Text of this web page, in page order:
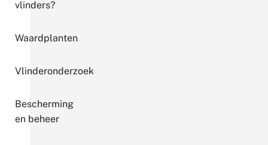
vlinders?
Waardplanten
Vlinderonderzoek
Bescherming
en beheer